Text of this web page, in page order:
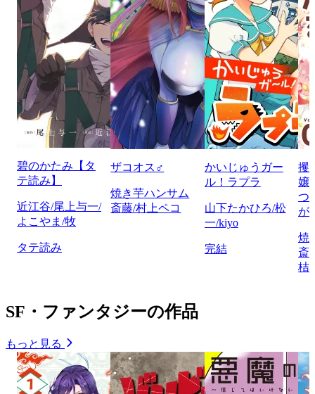
碧のかたみ【タ
テ読み】
近江谷/尾上与一/
よこやま/牧
タテ読み
ザコオス♂
焼き芋ハンサム
斎藤/村上ペコ
かいじゅうガー
ル！ラプラ
山下たかひろ/松
一/kiyo
完結
攫
嬢
つ
が
焼
斎
桔
SF・ファンタジーの作品
もっと見る